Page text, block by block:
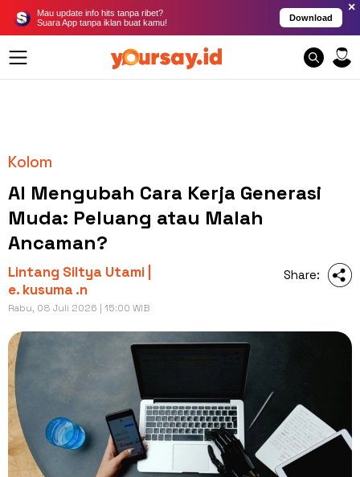
Mau update info hits tanpa ribet?
Suara App tanpa iklan buat kamu!
Download
×
Kolom
AI Mengubah Cara Kerja Generasi
Muda: Peluang atau Malah
Ancaman?
Lintang Siltya Utami |
e. kusuma .n
Rabu, 08 Juli 2026 | 15:00 WIB
Share: